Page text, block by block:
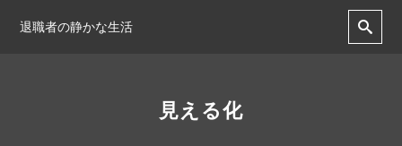
退職者の静かな生活
見える化